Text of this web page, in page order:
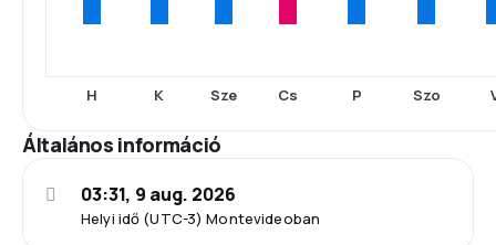
H K Sze Cs P Szo
Általános információ
Helyi idő (UTC-3) Montevideoban
03:31, 9 aug. 2026